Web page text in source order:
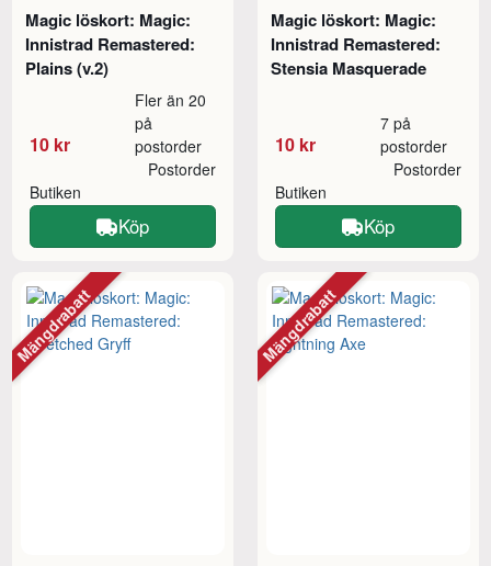
Magic löskort: Magic:
Innistrad Remastered:
Plains (v.2)
10 kr
Fler än 20
på
postorder
Butiken
Postorder
Köp
Magic löskort: Magic:
Innistrad Remastered:
Stensia Masquerade
10 kr
7 på
postorder
Butiken
Postorder
Köp
Mängdrabatt Mängdrabatt